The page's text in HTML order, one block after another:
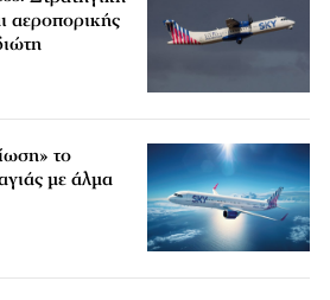
αεροπορικής
το
με άλμα